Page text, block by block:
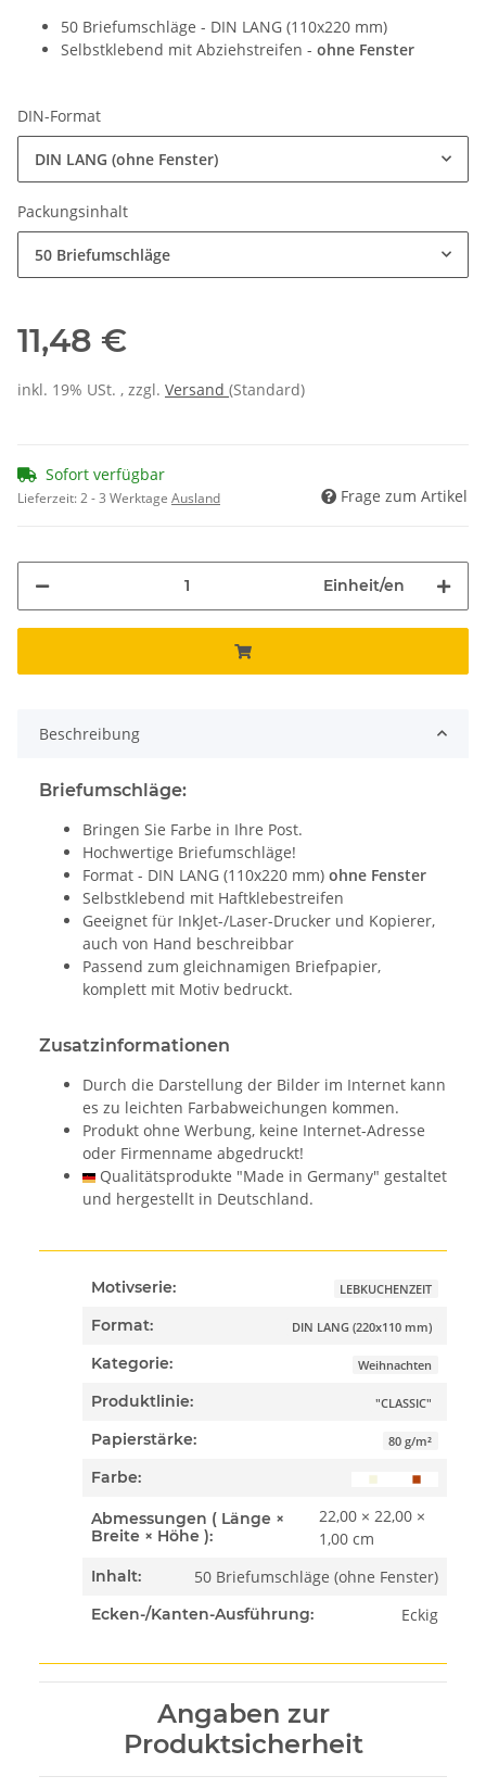
50 Briefumschläge - DIN LANG (110x220 mm)
Selbstklebend mit Abziehstreifen - ohne Fenster
DIN-Format
DIN LANG (ohne Fenster)
Packungsinhalt
50 Briefumschläge
11,48 €
inkl. 19% USt. , zzgl. Versand (Standard)
Sofort verfügbar
Lieferzeit:2 - 3 Werktage Ausland Frage zum Artikel
Einheit/en
Beschreibung
Briefumschläge:
Bringen Sie Farbe in Ihre Post.
Hochwertige Briefumschläge!
Format - DIN LANG (110x220 mm) ohne Fenster
Selbstklebend mit Haftklebestreifen
Geeignet für InkJet-/Laser-Drucker und Kopierer,
auch von Hand beschreibbar
Passend zum gleichnamigen Briefpapier,
komplett mit Motiv bedruckt.
Zusatzinformationen
Durch die Darstellung der Bilder im Internet kann
es zu leichten Farbabweichungen kommen.
Produkt ohne Werbung, keine Internet-Adresse
oder Firmenname abgedruckt!
Qualitätsprodukte "Made in Germany" gestaltet
und hergestellt in Deutschland.
Motivserie: LEBKUCHENZEIT
Format: DIN LANG (220x110 mm)
Kategorie: Weihnachten
Produktlinie: "CLASSIC"
Papierstärke: 80 g/m²
Farbe:
Abmessungen ( Länge ×
Breite × Höhe ):
22,00 × 22,00 ×
1,00 cm
Inhalt: 50 Briefumschläge (ohne Fenster)
Ecken-/Kanten-Ausführung: Eckig
Angaben zur
Produktsicherheit